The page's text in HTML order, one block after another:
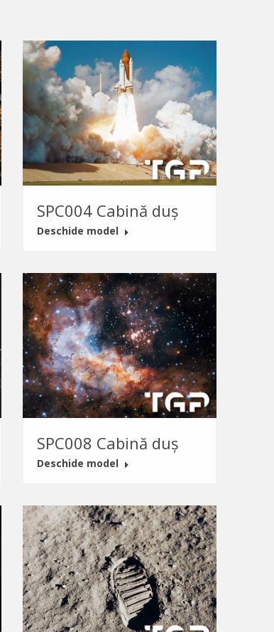
SPC004 Cabină duș
Deschide model
SPC008 Cabină duș
Deschide model